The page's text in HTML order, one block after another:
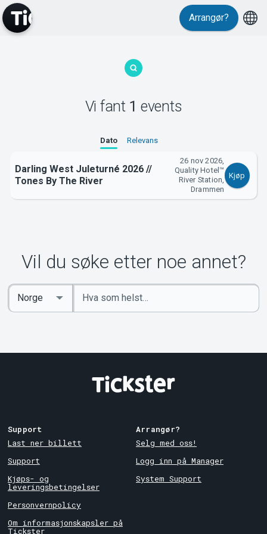
MyTickster
Om Tickster
Arrangør?
Vi fant 1 events
Dato Relevans
Darling West Juleturné 2026 //
Tones By The River
26 nov 2026,
Quality Hotel™
River Station,
Drammen
Kjøp
Vil du søke etter noe annet?
Angi
nøkkelord
Select
Country
Support
Last ner billett
Support
Kjøps- og
leveringsbetingelser
Personvernpolicy
Om informasjonskapsler på
Tickster
Arrangør?
Selg med oss!
Logg inn på Manager
System Support